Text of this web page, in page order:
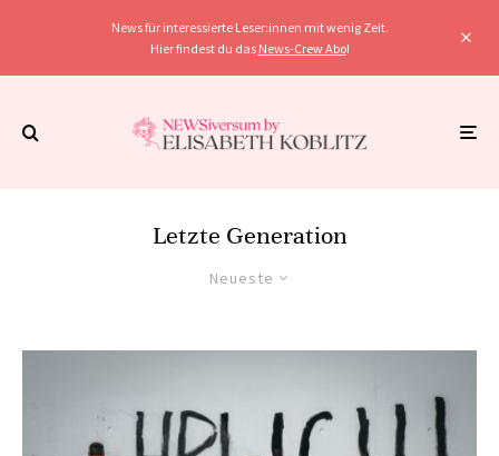
News für interessierte Leser:innen mit wenig Zeit.
Hier findest du das News-Crew Abo!
Letzte Generation
Neueste